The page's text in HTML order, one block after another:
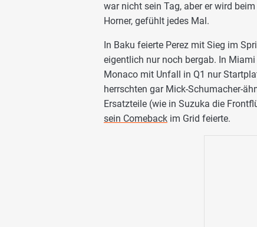
war nicht sein Tag, aber er wird
Horner, gefühlt jedes Mal.
In Baku feierte Perez mit Sieg im
eigentlich nur noch bergab. In
Monaco mit Unfall in Q1 nur
herrschten gar Mick-Schumacher-
Ersatzteile (wie in Suzuka die
sein Comeback im Grid feierte.